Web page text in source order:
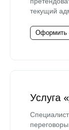
текущий
Оформить
Услуга